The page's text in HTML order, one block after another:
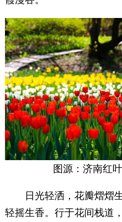
图源：济南红
日光轻洒，花瓣熠熠生
轻摇生香。行于花间栈道